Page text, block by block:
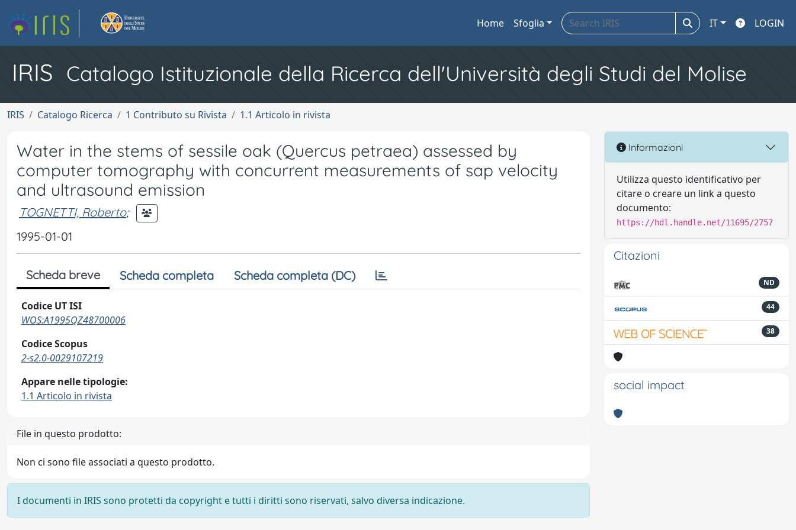
Home Sfoglia IT LOGIN
IRIS Catalogo Istituzionale della Ricerca dell'Università degli Studi del Molise
IRIS Catalogo Ricerca 1 Contributo su Rivista 1.1 Articolo in rivista
Water in the stems of sessile oak (Quercus petraea) assessed by
computer tomography with concurrent measurements of sap velocity
and ultrasound emission
TOGNETTI, Roberto;
1995-01-01
Scheda breve Scheda completa Scheda completa (DC)
Codice UT ISI
WOS:A1995QZ48700006
Codice Scopus
2-s2.0-0029107219
Appare nelle tipologie:
1.1 Articolo in rivista
File in questo prodotto:
Non ci sono file associati a questo prodotto.
I documenti in IRIS sono protetti da copyright e tutti i diritti sono riservati, salvo diversa indicazione.
Informazioni
Utilizza questo identificativo per
citare o creare un link a questo
documento:
https://hdl.handle.net/11695/2757
Citazioni
ND
44
38
social impact